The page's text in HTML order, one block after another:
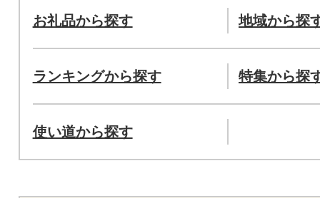
お礼品から探す 地域から探
ランキングから探す 特集から探
使い道から探す